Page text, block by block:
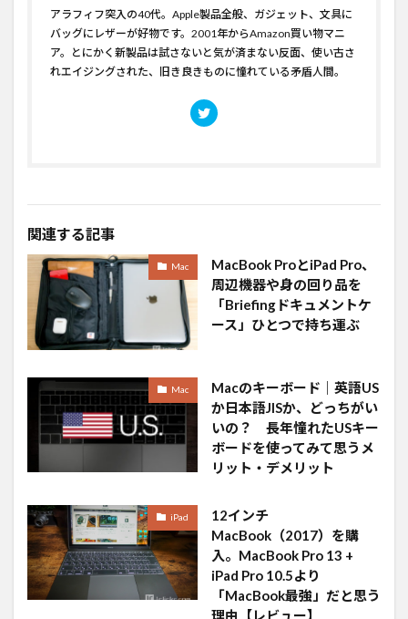
アラフィフ突入の40代。Apple製品全般、ガジェット、文具に
バッグにレザーが好物です。2001年からAmazon買い物マニ
ア。とにかく新製品は試さないと気が済まない反面、使い古さ
れエイジングされた、旧き良きものに憧れている矛盾人間。
関連する記事
Mac
MacBook ProとiPad Pro、
周辺機器や身の回り品を
「Briefingドキュメントケ
ース」ひとつで持ち運ぶ
Mac
Macのキーボード｜英語US
か日本語JISか、どっちがい
いの？ 長年憧れたUSキー
ボードを使ってみて思うメ
リット・デメリット
iPad
12インチ
MacBook（2017）を購
入。MacBook Pro 13 +
iPad Pro 10.5より
「MacBook最強」だと思う
理由【レビュー】